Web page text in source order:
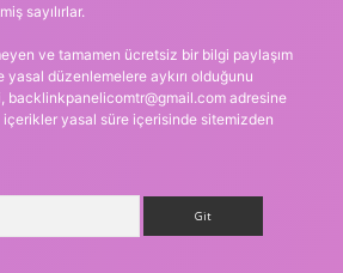
sayılırlar.
ve tamamen ücretsiz bir bilgi paylaşım
düzenlemelere aykırı olduğunu
backlinkpanelicomtr@gmail.com adresine
yasal süre içerisinde sitemizden